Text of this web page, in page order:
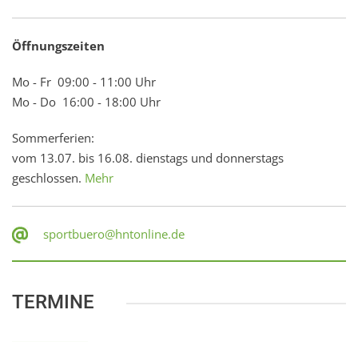
Öffnungszeiten
Mo - Fr 09:00 - 11:00 Uhr
Mo - Do 16:00 - 18:00 Uhr
Sommerferien:
vom 13.07. bis 16.08. dienstags und donnerstags
geschlossen. Mehr
sportbuero@hntonline.de
TERMINE